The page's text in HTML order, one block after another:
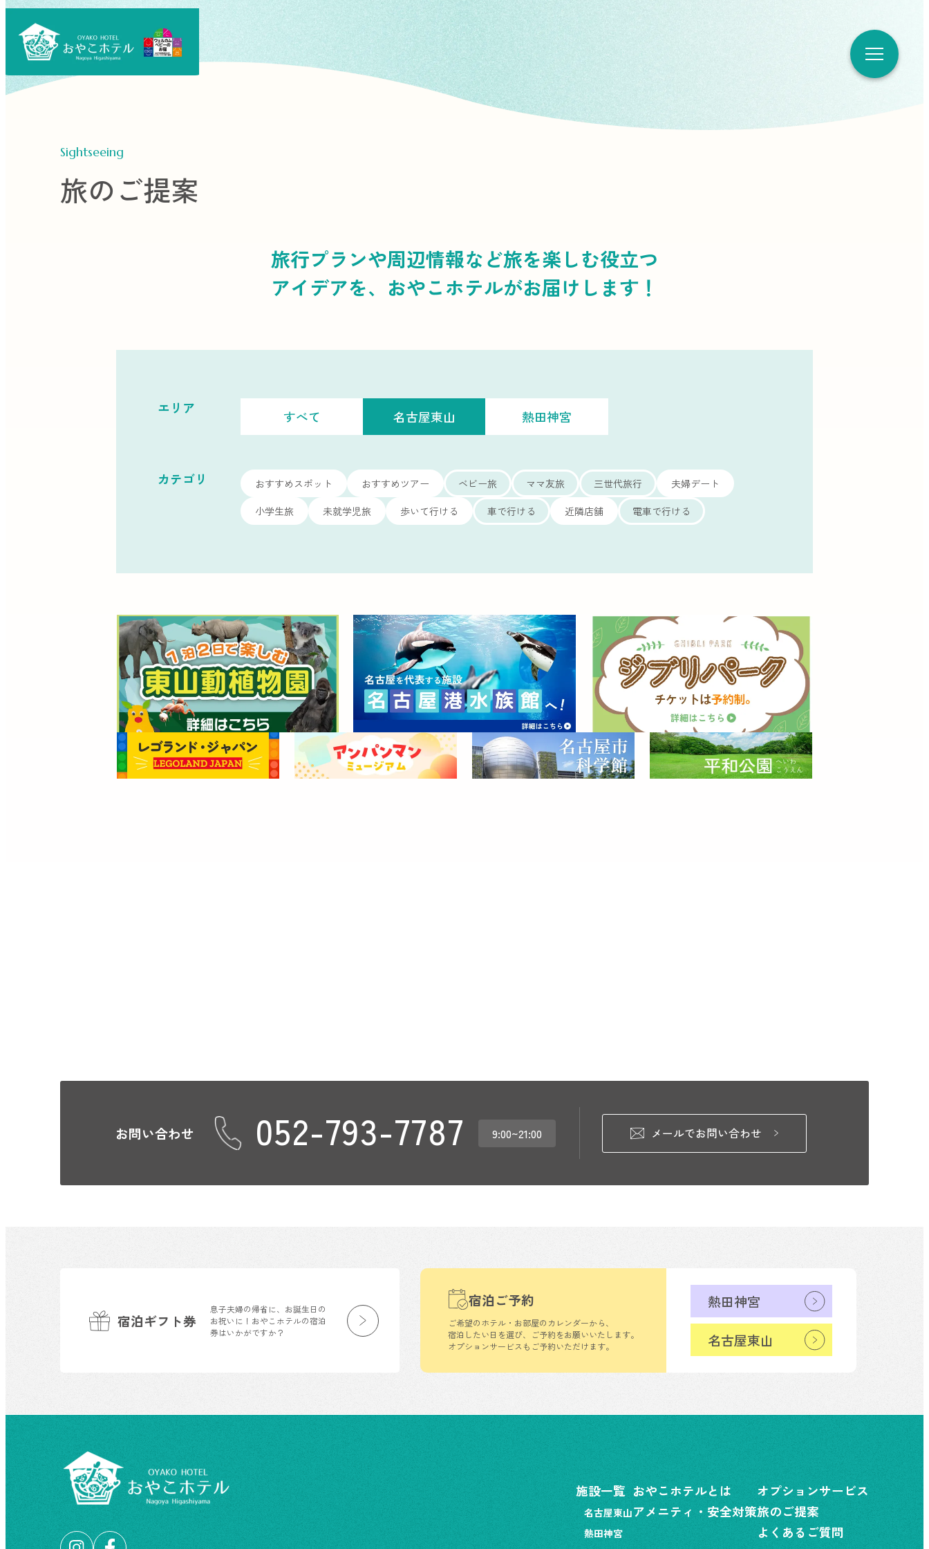
Sightseeing
旅のご提案
旅行プランや周辺情報など旅を楽しむ役立つ
アイデアを、 おやこホテルがお届けします！
エリア
すべて 名古屋東山 熱田神宮
カテゴリ おすすめスポット おすすめツアー ベビー旅 ママ友旅 三世代旅行
夫婦デート
小学生旅
未就学児旅 歩いて行ける 車で行ける 近隣店舗 電車で行ける
お問い合わせ 052-793-7787 9:00~21:00 メールでお問い合わせ
宿泊ギフト券
息子夫婦の帰省に、お誕生日の
お祝いに！おやこホテルの宿泊
券はいかがですか？
宿泊ご予約
ご希望のホテル・お部屋のカレンダーから、
宿泊したい日を選び、ご予約をお願いいたします。
オプションサービスもご予約いただけます。
熱田神宮
名古屋東山
施設一覧
名古屋東山
熱田神宮
おやこホテルとは
アメニティ・安全対策
オプションサービス
旅のご提案
よくあるご質問